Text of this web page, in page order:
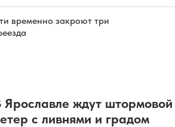
временно закроют три
Ярославле ждут штормовой
с ливнями и градом